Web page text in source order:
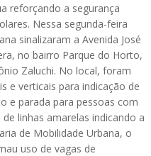
reforçando a segurança
Nessa segunda-feira
sinalizaram a Avenida José
no bairro Parque do Horto,
Zaluchi. No local, foram
e verticais para indicação de
e parada para pessoas com
linhas amarelas indicando a
de Mobilidade Urbana, o
uso de vagas de